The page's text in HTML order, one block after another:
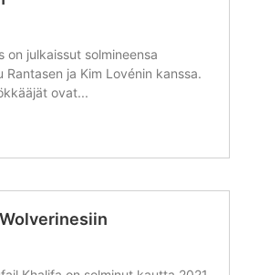
on julkaissut solmineensa
Rantasen ja Kim Lovénin kanssa.
ovat...